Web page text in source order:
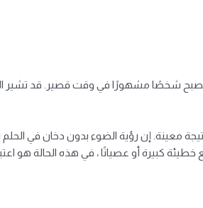
سيصبح شخصًا مشهورًا في وقت قصير. قد تشير
معينة. إن رؤية الضوء بدون دخان في الحلم
كبيرة أو عصيانًا ، في هذه الحالة هو